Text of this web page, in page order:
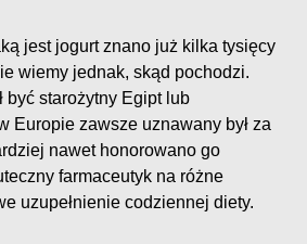
jest jogurt znano już kilka tysięcy
wiemy jednak, skąd pochodzi.
być starożytny Egipt lub
Europie zawsze uznawany był za
nawet honorowano go
farmaceutyk na różne
uzupełnienie codziennej diety.